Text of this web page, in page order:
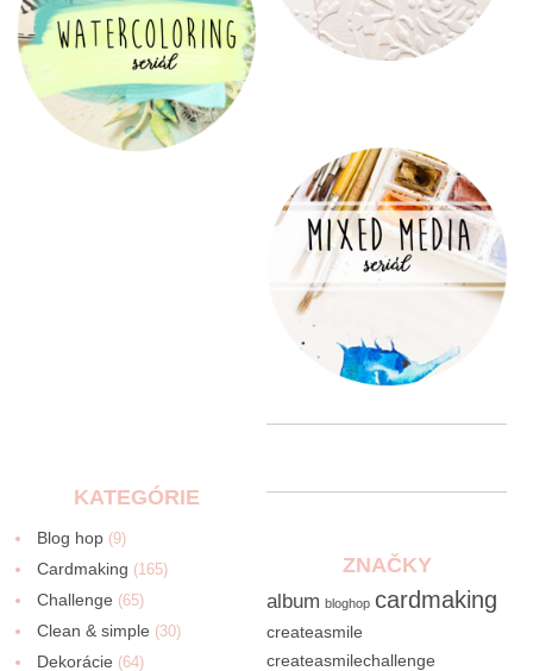
KATEGÓRIE
Blog hop (9)
Cardmaking (165)
Challenge (65)
Clean & simple (30)
Dekorácie (64)
ZNAČKY
album bloghop cardmaking
createasmile
createasmilechallenge